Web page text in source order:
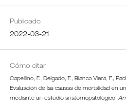
Publicado
2022-03-21
Cómo citar
Capellino, F., Delgado, F., Blanco Viera, F.,
Evaluación de las causas de mortalidad en
mediante un estudio anatomopatológico.